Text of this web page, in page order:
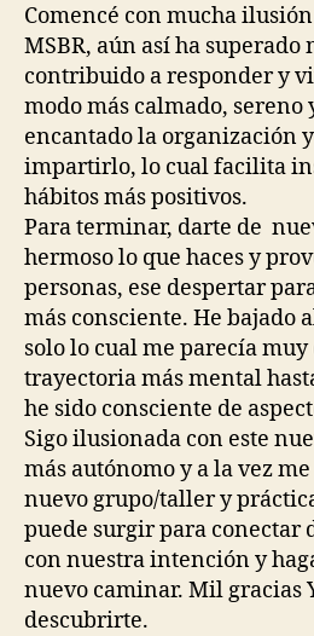
Comencé con mucha
MSBR, aún así ha superado
contribuido a responder y
modo más calmado, sereno
encantado la organización
impartirlo, lo cual facilita
hábitos más positivos.
Para terminar, darte de
hermoso lo que haces y
personas, ese despertar
más consciente. He bajado
solo lo cual me parecía
trayectoria más mental
he sido consciente de
Sigo ilusionada con este
más autónomo y a la vez
nuevo grupo/taller y
puede surgir para conectar
con nuestra intención y
nuevo caminar. Mil gracias
descubrirte.